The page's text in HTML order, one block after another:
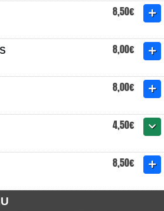
8,50€
8,00€
8,00€
4,50€
8,50€